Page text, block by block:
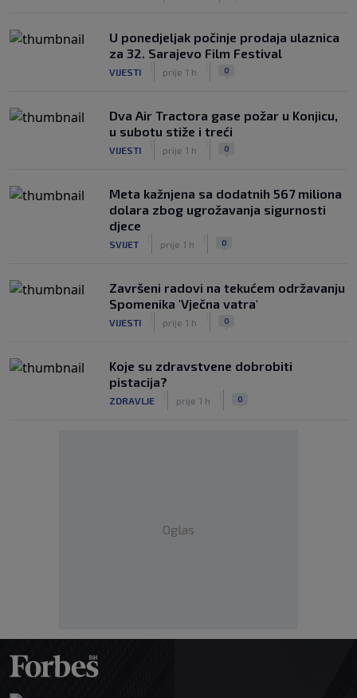
U ponedjeljak počinje prodaja ulaznica
za 32. Sarajevo Film Festival
VIJESTI prije 1 h 0
Dva Air Tractora gase požar u Konjicu,
u subotu stiže i treći
VIJESTI prije 1 h 0
Meta kažnjena sa dodatnih 567 miliona
dolara zbog ugrožavanja sigurnosti
djece
SVIJET prije 1 h 0
Završeni radovi na tekućem održavanju
Spomenika 'Vječna vatra'
VIJESTI prije 1 h 0
Koje su zdravstvene dobrobiti
pistacija?
ZDRAVLJE prije 1 h 0
Oglas